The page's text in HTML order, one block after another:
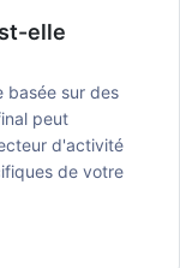
elle
basée sur des
peut
d'activité
de votre